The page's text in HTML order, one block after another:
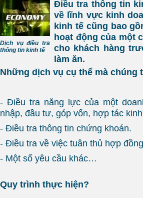
Dịch vụ điều tra
thông tin kinh tế
Điều tra thông tin
về lĩnh vực kinh
kinh tế cũng bao
hoạt động của một
cho khách hàng
làm ăn.
Những dịch vụ cụ thể mà chúng
- Điều tra năng lực của một
nhập, đầu tư, góp vốn, hợp tác
- Điều tra thông tin chứng khoán.
- Điều tra về việc tuân thủ hợp
- Một số yêu cầu khác…
Quy trình thực hiện?